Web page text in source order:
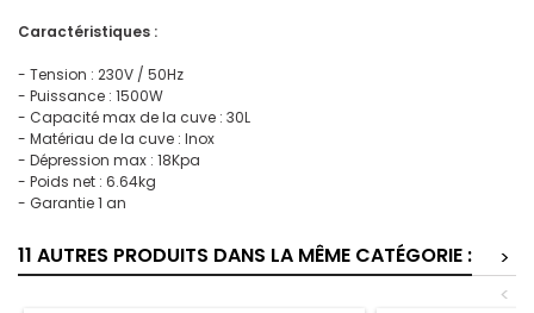
Caractéristiques :
- Tension : 230V / 50Hz
- Puissance : 1500W
- Capacité max de la cuve : 30L
- Matériau de la cuve : Inox
- Dépression max : 18Kpa
- Poids net : 6.64kg
- Garantie 1 an
11 AUTRES PRODUITS DANS LA MÊME CATÉGORIE :
>
<